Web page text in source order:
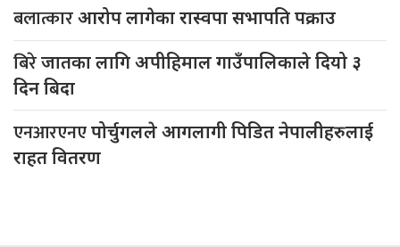
बलात्कारआरोप लागेका रास्वपा सभापति पक्राउ
बिरेजातका लागि अपीहिमाल गाउँपालिकाले दियो ३
दिन बिदा
एनआरएनएपोर्चुगलले आगलागी पिडित नेपालीहरुलाई
राहत वितरण